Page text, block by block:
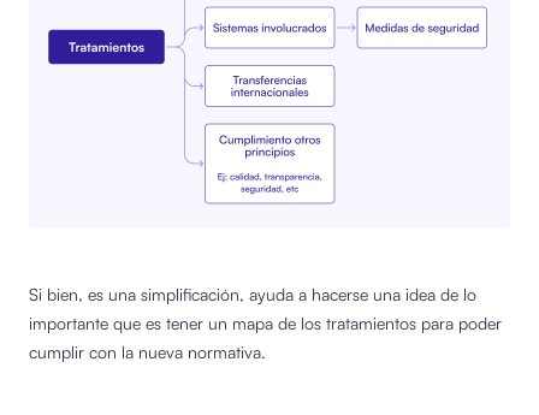
Si bien, es una simplificación, ayuda a hacerse una idea de lo
importante que es tener un mapa de los tratamientos para poder
cumplir con la nueva normativa.